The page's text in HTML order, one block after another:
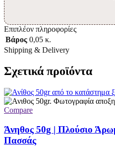
Επιπλέον πληροφορίες
Βάρος 0,05 κ.
Shipping & Delivery
Σχετικά προϊόντα
Compare
Άνηθος 50g | Πλούσιο
Πασσάς